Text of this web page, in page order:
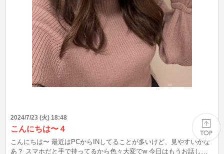
2024/7/23 (火) 18:48
こんにちは〜４
こんにちは〜 最近はPCからINしてることが多いけど、見やすいかな
あ？ スマホだと手で持ってるから色々大変でw 今日はもうお話しで
PAGE TOP